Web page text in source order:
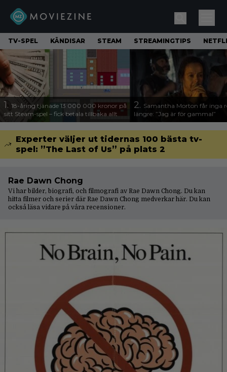
TV-SPEL KÄNDISAR STEAM STREAMINGTIPS
1. 18-åring tjänade 13 000 000 kronor på
sitt Steam-spel – fick betala tillbaka allt
2. Samantha Morton får inga
längre: ”Jag är för gammal”
Experter väljer ut tidernas 100 bästa tv-
spel: ”The Last of Us” på plats 2
Rae Dawn Chong
Vi har bilder, biografi, och filmografi av Rae Dawn Chong. Du kan
hitta filmer och serier där Rae Dawn Chong medverkar här. Du kan
också läsa vidare på våra recensioner.